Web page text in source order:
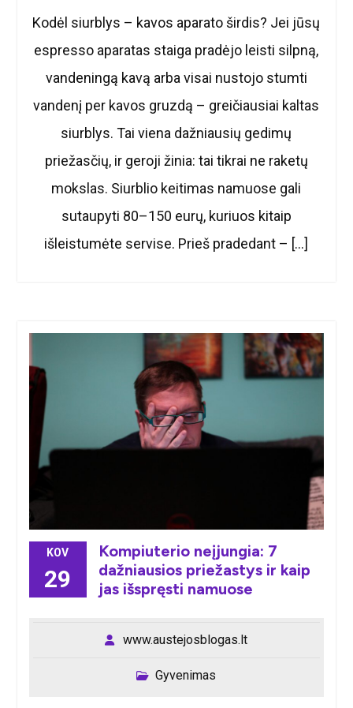
Kodėl siurblys – kavos aparato širdis? Jei jūsų
espresso aparatas staiga pradėjo leisti silpną,
vandeningą kavą arba visai nustojo stumti
vandenį per kavos gruzdą – greičiausiai kaltas
siurblys. Tai viena dažniausių gedimų
priežasčių, ir geroji žinia: tai tikrai ne raketų
mokslas. Siurblio keitimas namuose gali
sutaupyti 80–150 eurų, kuriuos kitaip
išleistumėte servise. Prieš pradedant – […]
KOV
29
Kompiuterio neįjungia: 7
dažniausios priežastys ir kaip
jas išspręsti namuose
www.austejosblogas.lt
Gyvenimas